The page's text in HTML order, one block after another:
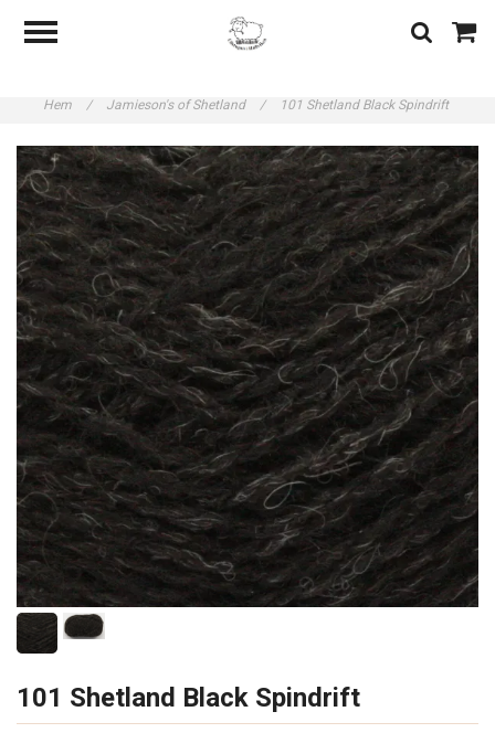
Hem / Jamieson's of Shetland / 101 Shetland Black Spindrift
101 Shetland Black Spindrift